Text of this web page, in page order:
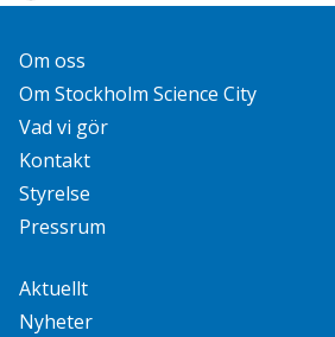
Om oss
Om Stockholm Science City
Vad vi gör
Kontakt
Styrelse
Pressrum
Aktuellt
Nyheter